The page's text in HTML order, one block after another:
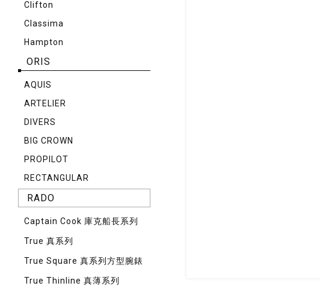
Clifton
Classima
Hampton
ORIS
AQUIS
ARTELIER
DIVERS
BIG CROWN
PROPILOT
RECTANGULAR
RADO
Captain Cook 庫克船長系列
True 真系列
True Square 真系列方型腕錶
True Thinline 真薄系列